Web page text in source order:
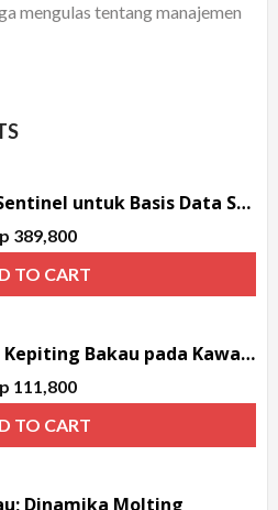
mengulas tentang manajemen
Aplikasi Data Satelit Sentinel untuk Basis Data Spasial Habitat Pesisir
389,800
TO CART
Silvofishery; Budidaya Kepiting Bakau pada Kawasan Mangrove
111,800
TO CART
Dinamika Molting